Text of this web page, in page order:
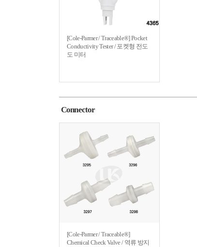
[Cole-Parmer / Traceable®] Pocket
Conductivity Tester / 포켓형 전도
도 미터
Connector
[Cole-Parmer / Traceable®]
Chemical Check Valve / 역류 방지